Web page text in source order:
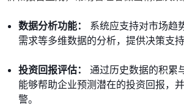
数据分析功能：
系统应支持对市场趋
需求等多维数据的分析，提供决策支持
投资回报评估：
通过历史数据的积累
能够帮助企业预测潜在的投资回报，
警。